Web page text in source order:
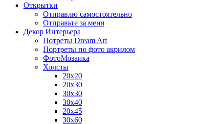
Открытки
Отправлю самостоятельно
Отправьте за меня
Декор Интерьера
Потреты Dream Art
Портреты по фото акрилом
ФотоМозаика
Холсты
20х20
20х30
30х30
30х40
20х45
30х60